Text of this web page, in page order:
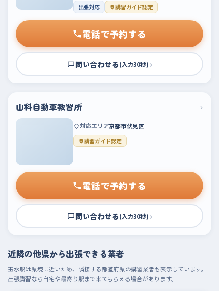
出張対応 講習ガイド認定
電話で予約する
問い合わせる(入力30秒) ›
山科自動車教習所 ›
対応エリア京都市伏見区
講習ガイド認定
電話で予約する
問い合わせる(入力30秒) ›
近隣の他県から出張できる業者
玉水駅は県境に近いため、隣接する都道府県の講習業者も表示しています。
出張講習なら自宅や最寄り駅まで来てもらえる場合があります。